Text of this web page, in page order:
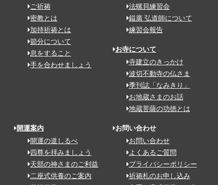
ご祈祷
密教とは
加持祈祷とは
節分について
息をすること
手を合わせましょう
法螺貝練習会
鎰廣 弘道師について
練習会報告
お寺について
寺建立のきっかけ
波切不動寺の仏さま
季刊誌「なみきり」
お地蔵さまのお話
地蔵菩薩の功徳とは
開運案内
開運の道しるべ
四尊を拝みましょう
天部の神さまのご利益
二座式供養のご案内
お問い合わせ
お問い合わせ
よくあるご質問
プライバシーポリシー
祈祷札のお申し込み